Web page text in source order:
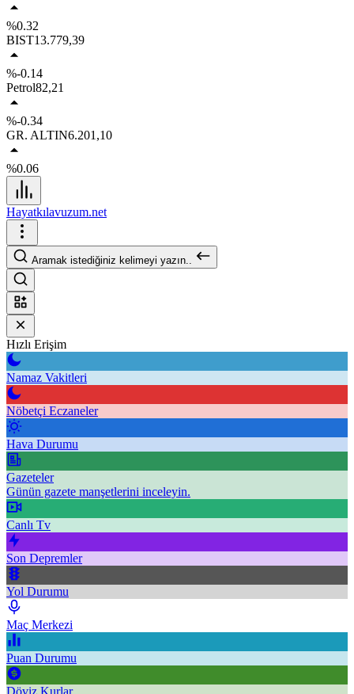
%0.32
BIST13.779,39
%-0.14
Petrol82,21
%-0.34
GR. ALTIN6.201,10
%0.06
Hayatkılavuzum.net
Aramak istediğiniz kelimeyi yazın..
Hızlı Erişim
Namaz Vakitleri
Nöbetçi Eczaneler
Hava Durumu
Gazeteler
Günün gazete manşetlerini inceleyin.
Canlı Tv
Son Depremler
Yol Durumu
Maç Merkezi
Puan Durumu
Döviz Kurlar